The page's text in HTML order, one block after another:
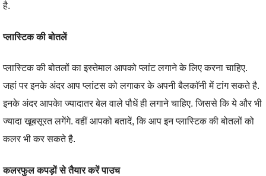
है.
प्लास्टिक की बोतलें
प्लास्टिक की बोतलों का इस्तेमाल आपको प्लांट लगाने के लिए करना चाहिए.
जहां पर इनके अंदर आप प्लांटस को लगाकर के अपनी बैलकाॅनी में टांग सकते है.
इनके अंदर आपकेा ज्यादातर बेल वाले पौधें ही लगाने चाहिए. जिससे कि ये और भी
ज्यादा खूबसूरत लगेंगे. वहीं आपको बतादें, कि आप इन प्लास्टिक की बोतलों को
कलर भी कर सकते है.
कलरफुल कपड़ों से तैयार करें पाउच